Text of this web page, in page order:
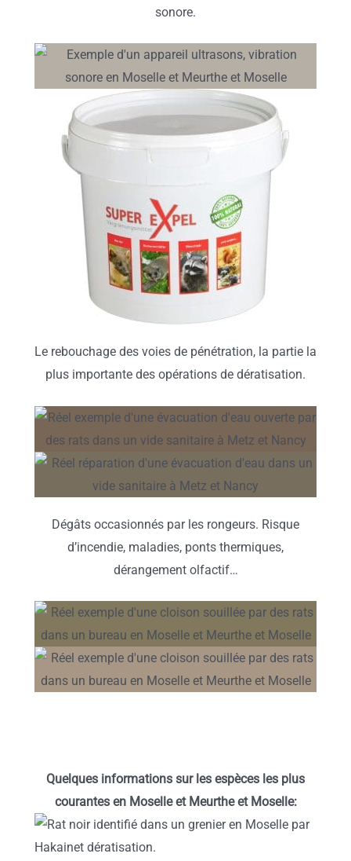
sonore.
Le rebouchage des voies de pénétration, la partie la
plus importante des opérations de dératisation.
Dégâts occasionnés par les rongeurs. Risque
d’incendie, maladies, ponts thermiques,
dérangement olfactif…
Quelques informations sur les espèces les plus
courantes en Moselle et Meurthe et Moselle: